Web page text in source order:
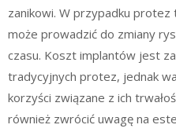
zanikowi. W przypadku
może prowadzić do zmiany
czasu. Koszt implantów jest
tradycyjnych protez, jednak
korzyści związane z ich
również zwrócić uwagę na